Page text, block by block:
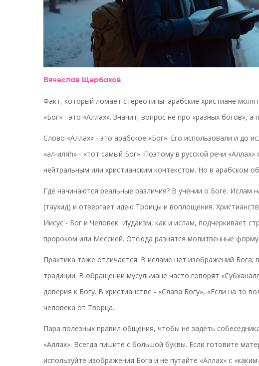
Вячеслав Щербаков
Факт, который ломает стереотипы: арабские христиане
«Бог» - это «Аллах». Значит, вопрос не про «разных богов», а
Слово «Аллах» - это арабское «Бог». Его использовали и до
«ал-иляh» - «тот самый Бог». Поэтому в русской речи
нейтральным или христианским контекстом. Но в арабском
Где начинаются реальные различия? В учении о Боге. Ислам
(таухид) и отвергает идею Троицы и воплощения.
Иисус - Бог и Человек. Иудаизм, как и ислам, подчеркивает
пророком или Мессией. Отсюда разнятся молитвенные
Практика тоже отличается. В исламе нет изображений Бога;
традиции. В обращении мусульмане часто говорят
доверия к Богу. В христианстве - «Слава Богу», «Если на то
человека от Творца.
Пара полезных правил общения, чтобы не задеть
«Аллах». Всегда пишите с большой буквы. Если готовите
используйте изображения Бога и не путайте «Аллах» с